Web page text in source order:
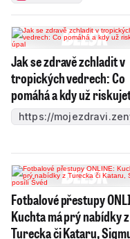
Jak se zdravě zchladit v
tropických vedrech: Co
pomáhá a kdy už
https://
Fotbalové přestupy
Kuchta má prý nabídky z
Turecka či Kataru,